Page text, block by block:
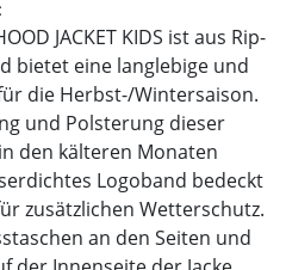
JACKET KIDS ist aus Rip-
bietet eine langlebige und
die Herbst-/Wintersaison.
und Polsterung dieser
den kälteren Monaten
Logoband bedeckt
zusätzlichen Wetterschutz.
an den Seiten und